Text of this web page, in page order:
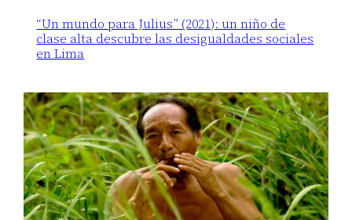
“Un mundo para Julius” (2021): un niño de
clase alta descubre las desigualdades sociales
en Lima